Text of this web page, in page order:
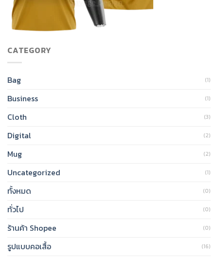
CATEGORY
Bag (1)
Business (1)
Cloth (3)
Digital (2)
Mug (2)
Uncategorized (1)
ทั้งหมด (0)
ทั่วไป (0)
ร้านค้า Shopee (0)
รูปแบบคอเสื้อ (16)